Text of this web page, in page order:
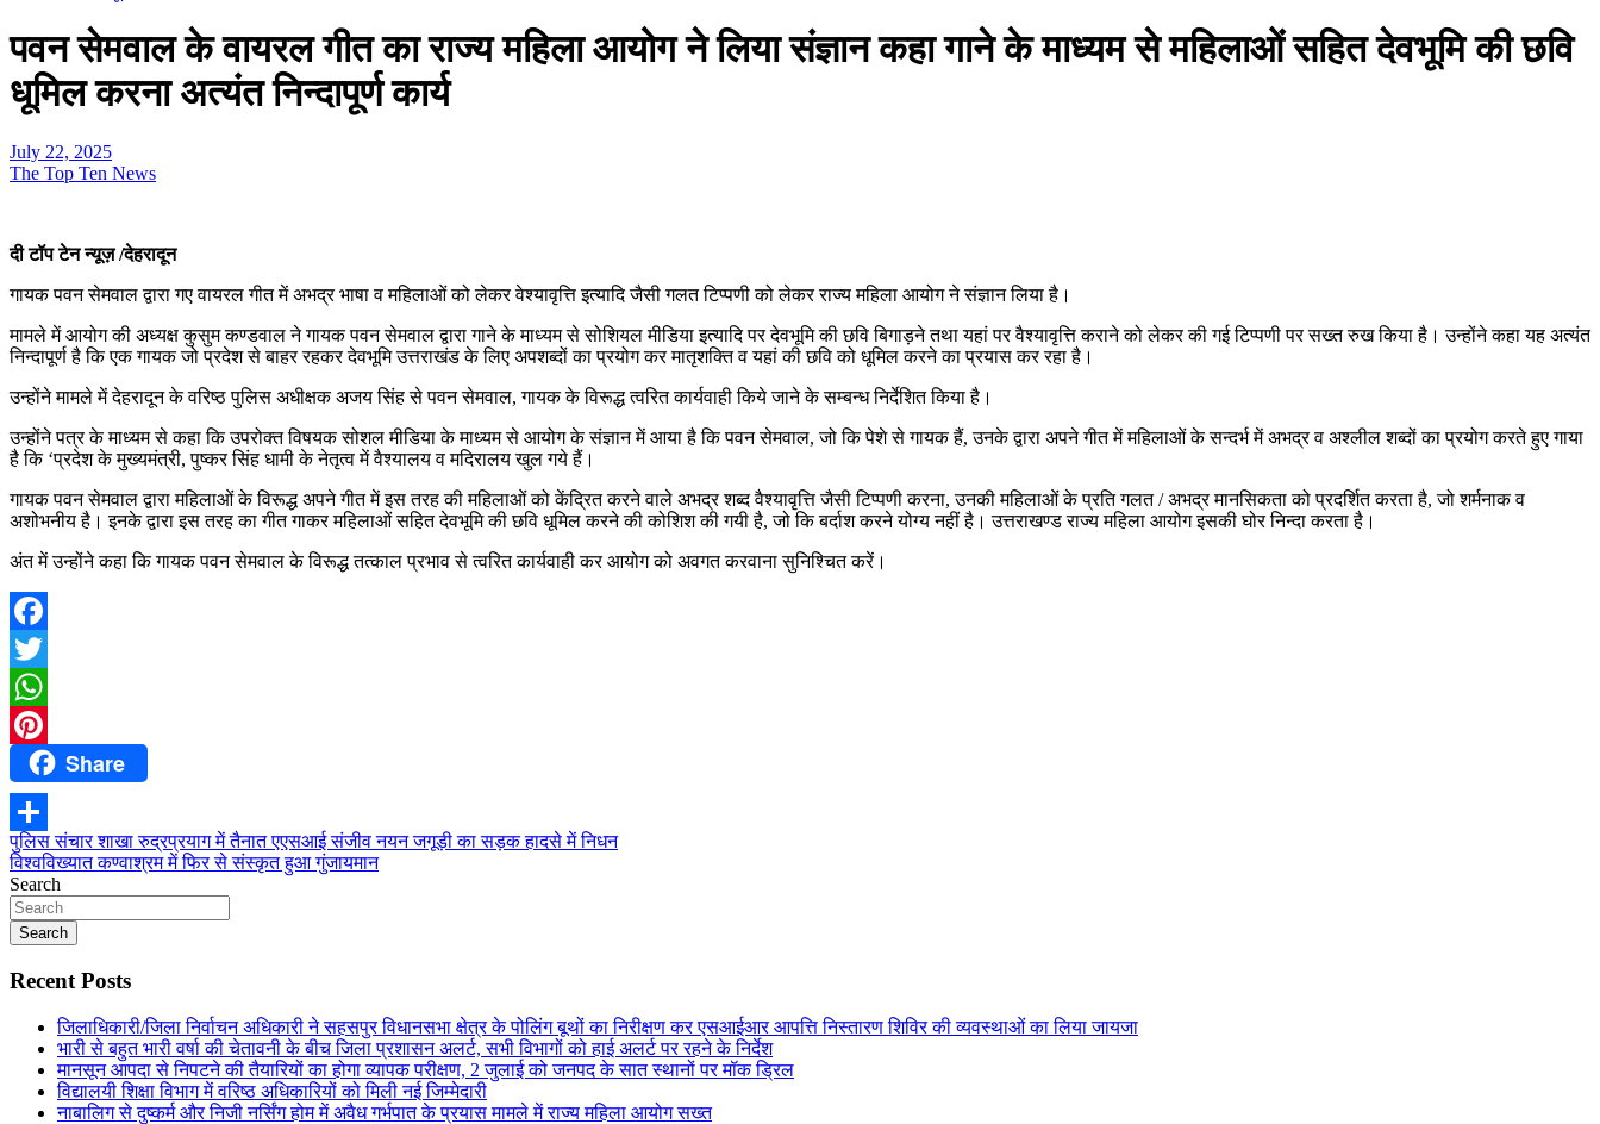
पवन सेमवाल के वायरल गीत का राज्य महिला आयोग ने लिया संज्ञान कहा गाने के माध्यम से महिलाओं सहित देवभूमि की छवि
धूमिल करना अत्यंत निन्दापूर्ण कार्य
July 22, 2025
The Top Ten News
दी टॉप टेन न्यूज़ /देहरादून
गायक पवन सेमवाल द्वारा गए वायरल गीत में अभद्र भाषा व महिलाओं को लेकर वेश्यावृत्ति इत्यादि जैसी गलत टिप्पणी को लेकर राज्य महिला आयोग ने संज्ञान लिया है।
मामले में आयोग की अध्यक्ष कुसुम कण्डवाल ने गायक पवन सेमवाल द्वारा गाने के माध्यम से सोशियल मीडिया इत्यादि पर देवभूमि की छवि बिगाड़ने तथा यहां पर वैश्यावृत्ति कराने को लेकर की गई टिप्पणी पर सख्त रुख किया है। उन्होंने कहा यह अत्यंत
निन्दापूर्ण है कि एक गायक जो प्रदेश से बाहर रहकर देवभूमि उत्तराखंड के लिए अपशब्दों का प्रयोग कर मातृशक्ति व यहां की छवि को धूमिल करने का प्रयास कर रहा है।
उन्होंने मामले में देहरादून के वरिष्ठ पुलिस अधीक्षक अजय सिंह से पवन सेमवाल, गायक के विरूद्ध त्वरित कार्यवाही किये जाने के सम्बन्ध निर्देशित किया है।
उन्होंने पत्र के माध्यम से कहा कि उपरोक्त विषयक सोशल मीडिया के माध्यम से आयोग के संज्ञान में आया है कि पवन सेमवाल, जो कि पेशे से गायक हैं, उनके द्वारा अपने गीत में महिलाओं के सन्दर्भ में अभद्र व अश्लील शब्दों का प्रयोग करते हुए गाया
है कि ‘प्रदेश के मुख्यमंत्री, पुष्कर सिंह धामी के नेतृत्व में वैश्यालय व मदिरालय खुल गये हैं।
गायक पवन सेमवाल द्वारा महिलाओं के विरूद्ध अपने गीत में इस तरह की महिलाओं को केंद्रित करने वाले अभद्र शब्द वैश्यावृत्ति जैसी टिप्पणी करना, उनकी महिलाओं के प्रति गलत / अभद्र मानसिकता को प्रदर्शित करता है, जो शर्मनाक व
अशोभनीय है। इनके द्वारा इस तरह का गीत गाकर महिलाओं सहित देवभूमि की छवि धूमिल करने की कोशिश की गयी है, जो कि बर्दाश करने योग्य नहीं है। उत्तराखण्ड राज्य महिला आयोग इसकी घोर निन्दा करता है।
अंत में उन्होंने कहा कि गायक पवन सेमवाल के विरूद्ध तत्काल प्रभाव से त्वरित कार्यवाही कर आयोग को अवगत करवाना सुनिश्चित करें।
Facebook
Twitter
WhatsApp
PinterestShare
Share
Post
navigation
पुलिस संचार शाखा रुद्रप्रयाग में तैनात एएसआई संजीव नयन जगूड़ी का सड़क हादसे में निधन
विश्वविख्यात कण्वाश्रम में फिर से संस्कृत हुआ गुंजायमान
Search
Search
Recent Posts
जिलाधिकारी/जिला निर्वाचन अधिकारी ने सहसपुर विधानसभा क्षेत्र के पोलिंग बूथों का निरीक्षण कर एसआईआर आपत्ति निस्तारण शिविर की व्यवस्थाओं का लिया जायजा
भारी से बहुत भारी वर्षा की चेतावनी के बीच जिला प्रशासन अलर्ट, सभी विभागों को हाई अलर्ट पर रहने के निर्देश
मानसून आपदा से निपटने की तैयारियों का होगा व्यापक परीक्षण, 2 जुलाई को जनपद के सात स्थानों पर मॉक ड्रिल
विद्यालयी शिक्षा विभाग में वरिष्ठ अधिकारियों को मिली नई जिम्मेदारी
नाबालिग से दुष्कर्म और निजी नर्सिंग होम में अवैध गर्भपात के प्रयास मामले में राज्य महिला आयोग सख्त